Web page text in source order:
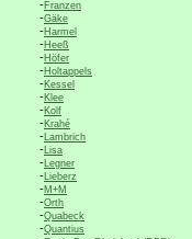
-Franzen
-Gäke
-Harmel
-Heeß
-Höfer
-Holtappels
-Kessel
-Klee
-Kolf
-Krahé
-Lambrich
-Lisa
-Legner
-Lieberz
-M+M
-Orth
-Quabeck
-Quantius